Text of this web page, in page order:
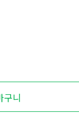
구니